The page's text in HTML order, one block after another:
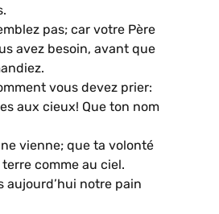
pas; car votre Père
avez besoin, avant que
vous devez prier:
aux cieux! Que ton nom
vienne; que ta volonté
comme au ciel.
aujourd’hui notre pain